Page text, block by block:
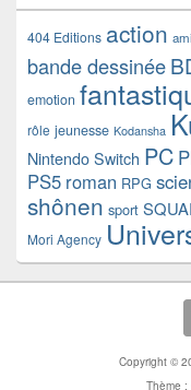
404 Editions action
bande dessinée
emotion
rôle jeunesse Kodansha
Nintendo Switch PC
PS5 roman RPG
shônen sport
Mori Agency
Copyright ©
Thème